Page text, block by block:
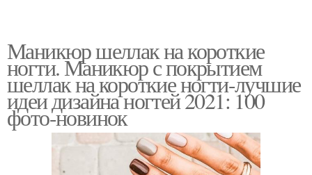
Маникюр шеллак на короткие
ногти. Маникюр с покрытием
шеллак на короткие ногти-лучшие
идеи дизайна ногтей 2021: 100
фото-новинок